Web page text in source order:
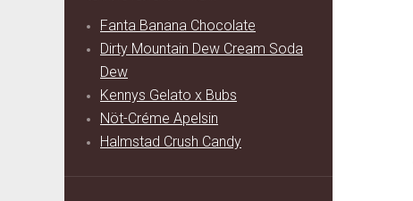
Fanta Banana Chocolate
Dirty Mountain Dew Cream Soda
Dew
Kennys Gelato x Bubs
Nöt-Créme Apelsin
Halmstad Crush Candy